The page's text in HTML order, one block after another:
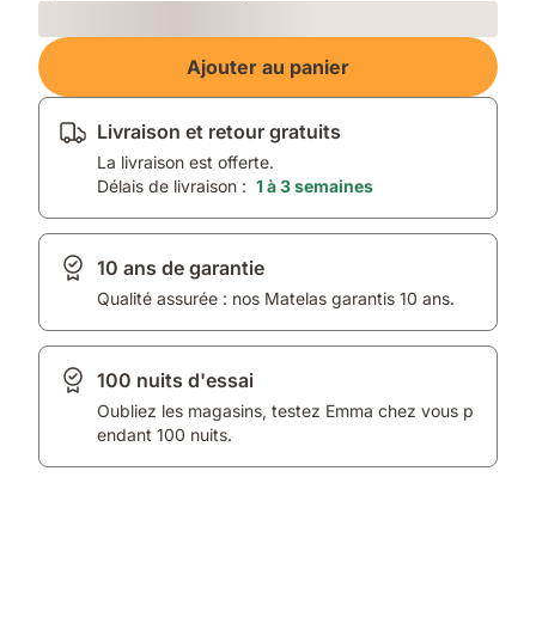
Loading
Ajouter au panier
Livraison et retour gratuits
La livraison est offerte.
Délais de livraison : 1 à 3 semaines
10 ans de garantie
Qualité assurée : nos Matelas garantis 10 ans.
100 nuits d'essai
Oubliez les magasins, testez Emma chez vous p
endant 100 nuits.